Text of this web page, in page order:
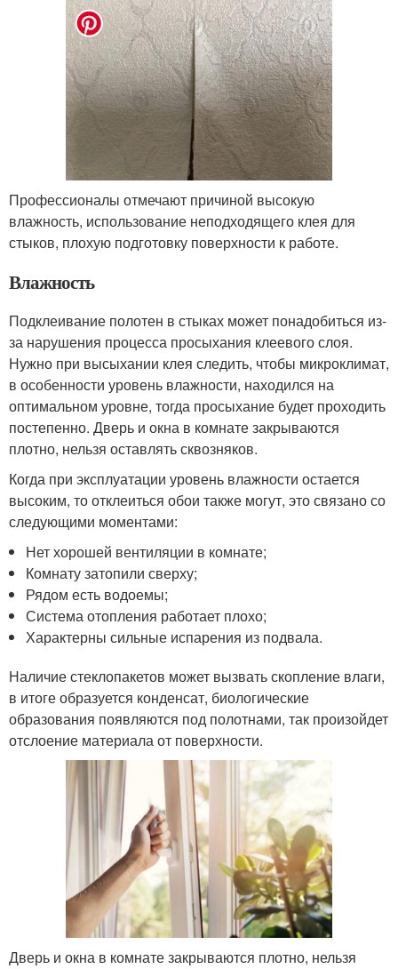
Профессионалы отмечают причиной высокую
влажность, использование неподходящего клея для
стыков, плохую подготовку поверхности к работе.
Влажность
Подклеивание полотен в стыках может понадобиться из-
за нарушения процесса просыхания клеевого слоя.
Нужно при высыхании клея следить, чтобы микроклимат,
в особенности уровень влажности, находился на
оптимальном уровне, тогда просыхание будет проходить
постепенно. Дверь и окна в комнате закрываются
плотно, нельзя оставлять сквозняков.
Когда при эксплуатации уровень влажности остается
высоким, то отклеиться обои также могут, это связано со
следующими моментами:
Нет хорошей вентиляции в комнате;
Комнату затопили сверху;
Рядом есть водоемы;
Система отопления работает плохо;
Характерны сильные испарения из подвала.
Наличие стеклопакетов может вызвать скопление влаги,
в итоге образуется конденсат, биологические
образования появляются под полотнами, так произойдет
отслоение материала от поверхности.
Дверь и окна в комнате закрываются плотно, нельзя